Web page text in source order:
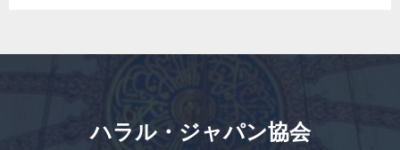
ハラル・ジャパン協会